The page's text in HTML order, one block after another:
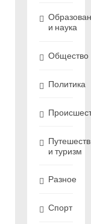
и наука
Общество
Политика
и туризм
Разное
Спорт